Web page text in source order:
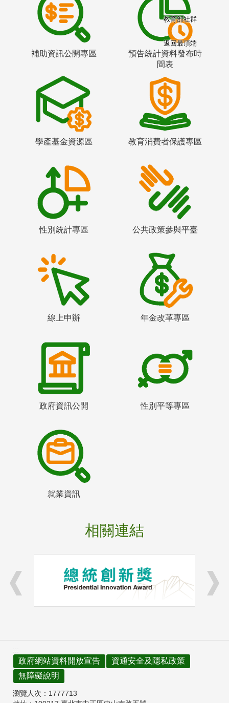
補助資訊公開專區
預告統計資料發布時
間表
學產基金資源區 教育消費者保護專區
性別統計專區 公共政策參與平臺
線上申辦 年金改革專區
政府資訊公開 性別平等專區
就業資訊
相關連結
教育部社群
返回最頂端
:::
政府網站資料開放宣告
資通安全及隱私政策
無障礙說明
瀏覽人次： 1777713